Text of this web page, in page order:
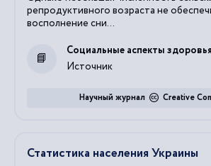
репродуктивного возраста не
восполнение сни...
Источник
Социальные аспекты
Creative
Научный журнал
Статистика населения Украины